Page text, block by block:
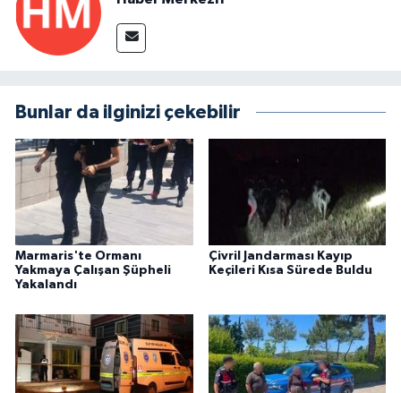
Bunlar da ilginizi çekebilir
Marmaris'te Ormanı
Yakmaya Çalışan Şüpheli
Yakalandı
Çivril Jandarması Kayıp
Keçileri Kısa Sürede Buldu